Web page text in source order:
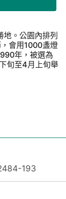
。公園內排列
會用1000盞燈
年，被選為
旬至4月上旬舉
193